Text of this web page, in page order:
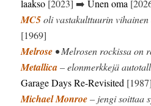
laakso [2023] ➡️Unen oma
MC5oli vastakulttuurin
[1969]
Melrose • Melrosen rockissa on
Metallica– elonmerkkejä
Garage Days Re-Revisited [1987]
Michael Monroe– jengi soittaa